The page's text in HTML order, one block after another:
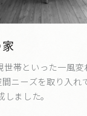
世帯といった一風
ニーズを取り入れ
ました。